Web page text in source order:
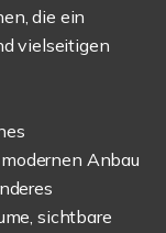
die ein
vielseitigen
Anbau
sichtbare